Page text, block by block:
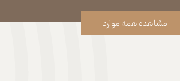
مشاهده همه موارد